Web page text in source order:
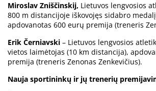
Miroslav Zniščinskij, Lietuvos lengvosios
800 m distancijoje iškovojęs sidabro
apdovanotas 600 eurų premija (treneris
Erik Černiavski – Lietuvos lengvosios
vietos laimėtojas (10 km distancija),
premija (treneris Zenonas Zenkevičius).
Nauja sportininkų ir jų trenerių